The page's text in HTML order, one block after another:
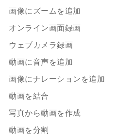
画像にズームを追加
オンライン画面録画
ウェブカメラ録画
動画に音声を追加
画像にナレーションを追加
動画を結合
写真から動画を作成
動画を分割